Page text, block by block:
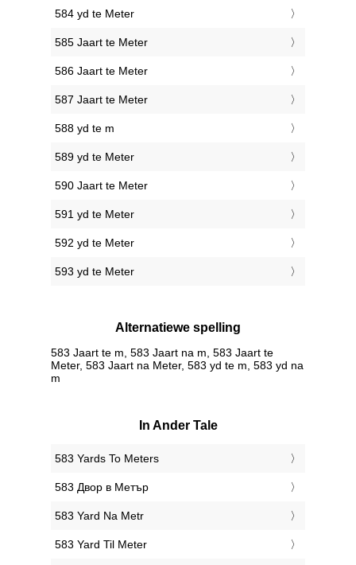
584 yd te Meter
585 Jaart te Meter
586 Jaart te Meter
587 Jaart te Meter
588 yd te m
589 yd te Meter
590 Jaart te Meter
591 yd te Meter
592 yd te Meter
593 yd te Meter
Alternatiewe spelling
583 Jaart te m, 583 Jaart na m, 583 Jaart te
Meter, 583 Jaart na Meter, 583 yd te m, 583 yd na
m
In Ander Tale
‎583 Yards To Meters
‎583 Двор в Метър
‎583 Yard Na Metr
‎583 Yard Til Meter